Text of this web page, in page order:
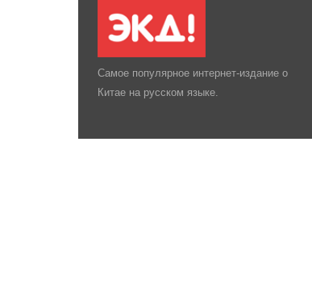
Самое популярное интернет-издание о
Китае на русском языке.